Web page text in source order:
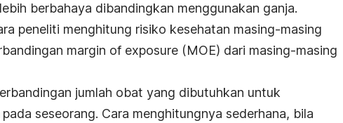
berbahaya dibandingkan menggunakan ganja.
peneliti menghitung risiko kesehatan masing-masing
margin of exposure (MOE) dari masing-masing
jumlah obat yang dibutuhkan untuk
seseorang. Cara menghitungnya sederhana, bila